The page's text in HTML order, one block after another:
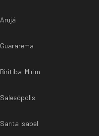
Arujá
Guararema
Biritiba-Mirim
Salesópolis
Santa Isabel